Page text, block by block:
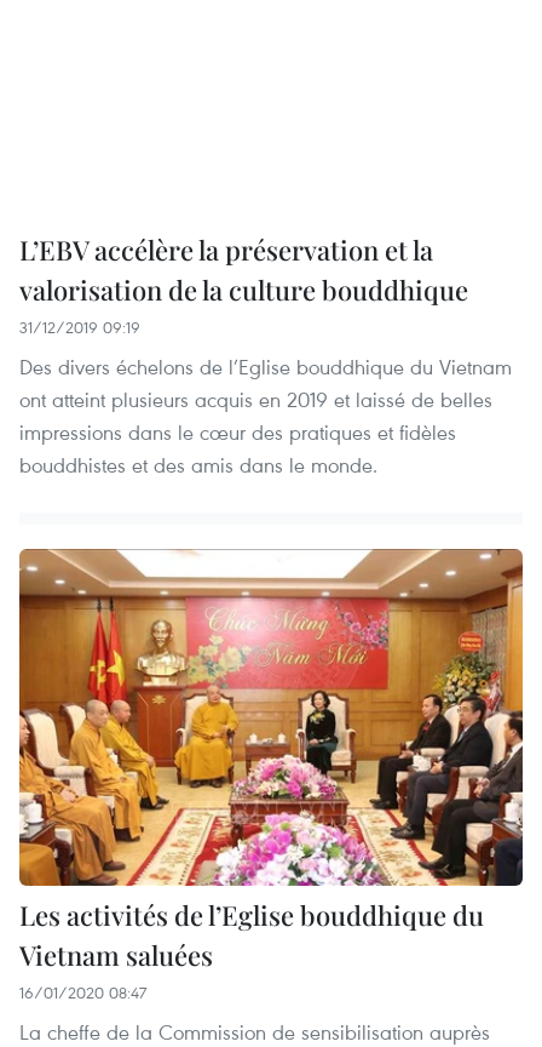
L’EBV accélère la préservation et la
valorisation de la culture bouddhique
31/12/2019 09:19
Des divers échelons de l’Eglise bouddhique du Vietnam
ont atteint plusieurs acquis en 2019 et laissé de belles
impressions dans le cœur des pratiques et fidèles
bouddhistes et des amis dans le monde.
Les activités de l’Eglise bouddhique du
Vietnam saluées
16/01/2020 08:47
La cheffe de la Commission de sensibilisation auprès